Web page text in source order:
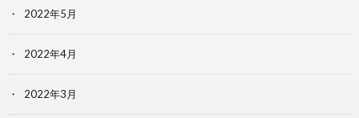
2022年5月
2022年4月
2022年3月